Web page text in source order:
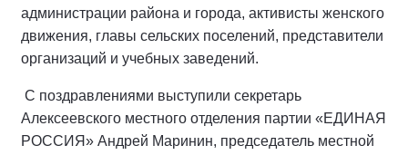
администрации района и города, активисты женского
движения, главы сельских поселений, представители
организаций и учебных заведений.
С поздравлениями выступили секретарь
Алексеевского местного отделения партии «ЕДИНАЯ
РОССИЯ» Андрей Маринин, председатель местной